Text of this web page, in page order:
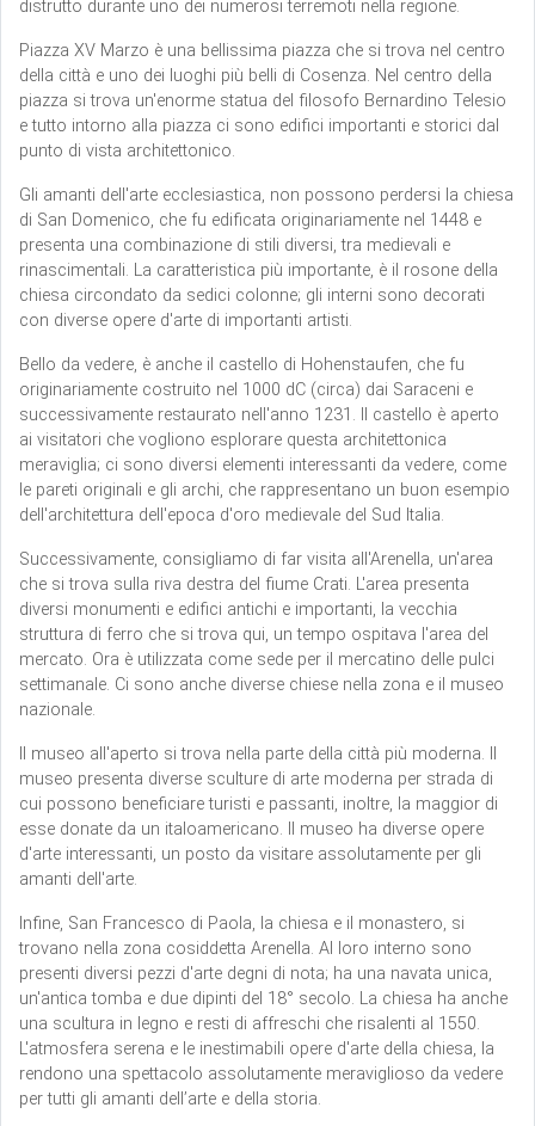
distrutto durante uno dei numerosi terremoti nella regione.
Piazza XV Marzo è una bellissima piazza che si trova nel centro
della città e uno dei luoghi più belli di Cosenza. Nel centro della
piazza si trova un'enorme statua del filosofo Bernardino Telesio
e tutto intorno alla piazza ci sono edifici importanti e storici dal
punto di vista architettonico.
Gli amanti dell'arte ecclesiastica, non possono perdersi la chiesa
di San Domenico, che fu edificata originariamente nel 1448 e
presenta una combinazione di stili diversi, tra medievali e
rinascimentali. La caratteristica più importante, è il rosone della
chiesa circondato da sedici colonne; gli interni sono decorati
con diverse opere d'arte di importanti artisti.
Bello da vedere, è anche il castello di Hohenstaufen, che fu
originariamente costruito nel 1000 dC (circa) dai Saraceni e
successivamente restaurato nell'anno 1231. Il castello è aperto
ai visitatori che vogliono esplorare questa architettonica
meraviglia; ci sono diversi elementi interessanti da vedere, come
le pareti originali e gli archi, che rappresentano un buon esempio
dell'architettura dell'epoca d'oro medievale del Sud Italia.
Successivamente, consigliamo di far visita all'Arenella, un'area
che si trova sulla riva destra del fiume Crati. L'area presenta
diversi monumenti e edifici antichi e importanti, la vecchia
struttura di ferro che si trova qui, un tempo ospitava l'area del
mercato. Ora è utilizzata come sede per il mercatino delle pulci
settimanale. Ci sono anche diverse chiese nella zona e il museo
nazionale.
Il museo all'aperto si trova nella parte della città più moderna. Il
museo presenta diverse sculture di arte moderna per strada di
cui possono beneficiare turisti e passanti, inoltre, la maggior di
esse donate da un italoamericano. Il museo ha diverse opere
d'arte interessanti, un posto da visitare assolutamente per gli
amanti dell'arte.
Infine, San Francesco di Paola, la chiesa e il monastero, si
trovano nella zona cosiddetta Arenella. Al loro interno sono
presenti diversi pezzi d'arte degni di nota; ha una navata unica,
un'antica tomba e due dipinti del 18° secolo. La chiesa ha anche
una scultura in legno e resti di affreschi che risalenti al 1550.
L'atmosfera serena e le inestimabili opere d'arte della chiesa, la
rendono una spettacolo assolutamente meraviglioso da vedere
per tutti gli amanti dell’arte e della storia.